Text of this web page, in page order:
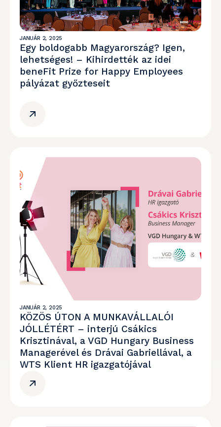
JANUÁR 2, 2025
Egy boldogabb Magyarország? Igen,
lehetséges! – Kihirdették az idei
beneFit Prize for Happy Employees
pályázat győzteseit
JANUÁR 2, 2025
KÖZÖS ÚTON A MUNKAVÁLLALÓI
JÓLLÉTÉRT – interjú Csákics
Krisztinával, a VGD Hungary Business
Managerével és Drávai Gabriellával, a
WTS Klient HR igazgatójával